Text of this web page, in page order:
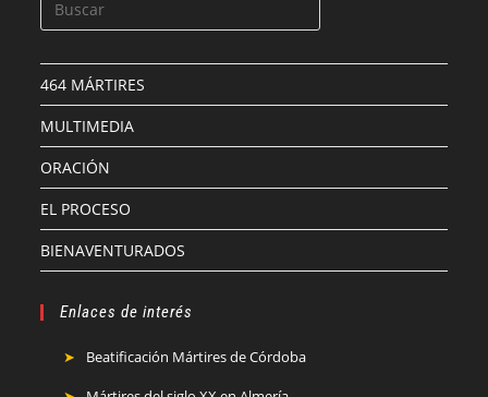
464 MÁRTIRES
MULTIMEDIA
ORACIÓN
EL PROCESO
BIENAVENTURADOS
Enlaces de interés
Beatificación Mártires de Córdoba